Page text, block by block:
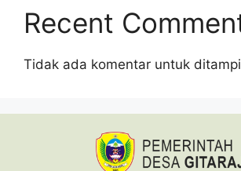
Recent
Tidak ada komentar untuk